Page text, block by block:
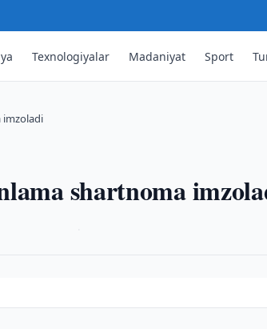
Texnologiyalar Madaniyat Sport
imzoladi
shartnoma